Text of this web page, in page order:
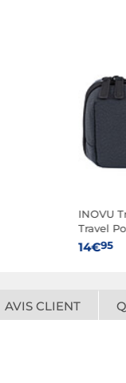
INOVU
Travel
14€95
AVIS CLIENT